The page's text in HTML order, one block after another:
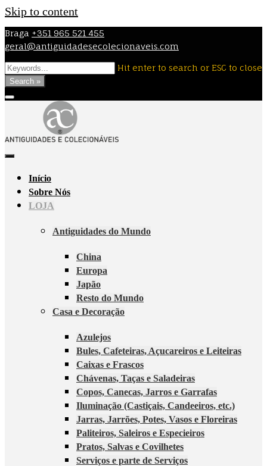
Skip to content
Braga +351 965 521 455
geral@antiguidadesecolecionaveis.com
Hit enter to search or ESC to close
Search »
Início
Sobre Nós
LOJA
Antiguidades do Mundo
China
Europa
Japão
Resto do Mundo
Casa e Decoração
Azulejos
Bules, Cafeteiras, Açucareiros e Leiteiras
Caixas e Frascos
Chávenas, Taças e Saladeiras
Copos, Canecas, Jarros e Garrafas
Iluminação (Castiçais, Candeeiros, etc.)
Jarras, Jarrões, Potes, Vasos e Floreiras
Paliteiros, Saleiros e Especieiros
Pratos, Salvas e Covilhetes
Serviços e parte de Serviços